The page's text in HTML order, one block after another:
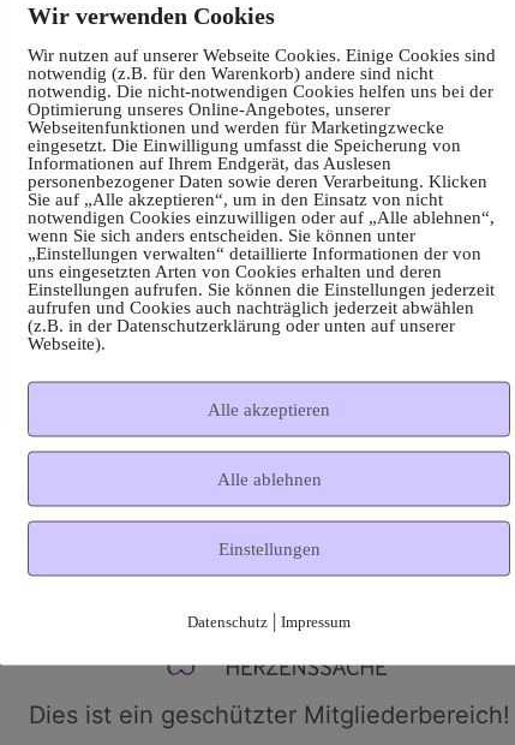
Dies ist ein geschützter Mitgliederbereich!
Wir verwenden Cookies
Wir nutzen auf unserer Webseite Cookies. Einige Cookies sind
notwendig (z.B. für den Warenkorb) andere sind nicht
notwendig. Die nicht-notwendigen Cookies helfen uns bei der
Optimierung unseres Online-Angebotes, unserer
Webseitenfunktionen und werden für Marketingzwecke
eingesetzt. Die Einwilligung umfasst die Speicherung von
Informationen auf Ihrem Endgerät, das Auslesen
personenbezogener Daten sowie deren Verarbeitung. Klicken
Sie auf „Alle akzeptieren“, um in den Einsatz von nicht
notwendigen Cookies einzuwilligen oder auf „Alle ablehnen“,
wenn Sie sich anders entscheiden. Sie können unter
„Einstellungen verwalten“ detaillierte Informationen der von
uns eingesetzten Arten von Cookies erhalten und deren
Einstellungen aufrufen. Sie können die Einstellungen jederzeit
aufrufen und Cookies auch nachträglich jederzeit abwählen
(z.B. in der Datenschutzerklärung oder unten auf unserer
Webseite).
Alle akzeptieren
Alle ablehnen
Einstellungen
Datenschutz | Impressum